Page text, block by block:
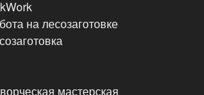
на лесозаготовке
мастерская